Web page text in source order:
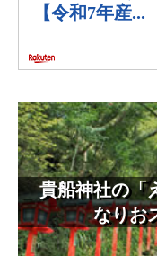
貴船神社の「
なりお